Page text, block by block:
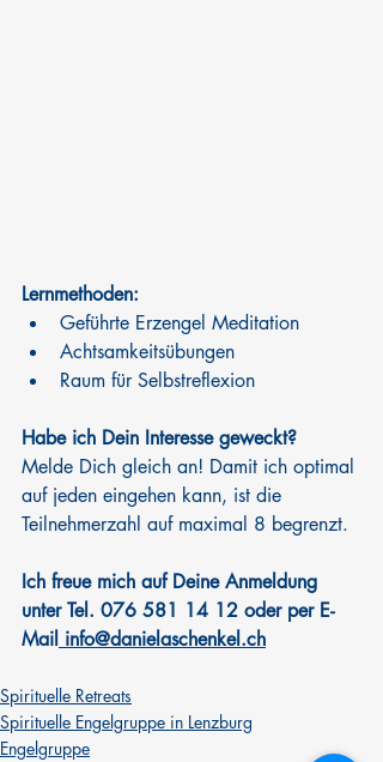
Lernmethoden:
Geführte Erzengel Meditation
Achtsamkeitsübungen
Raum für Selbstreflexion
Habe ich Dein Interesse geweckt?
Melde Dich gleich an! Damit ich optimal
auf jeden eingehen kann, ist die
Teilnehmerzahl auf maximal 8 begrenzt.
Ich freue mich auf Deine Anmeldung
unter Tel. 076 581 14 12 oder per E-
Mail info@danielaschenkel.ch
Spirituelle Retreats
Spirituelle Engelgruppe in Lenzburg
Engelgruppe